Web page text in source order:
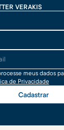
VERAKIS
meus dados
de Privacidade